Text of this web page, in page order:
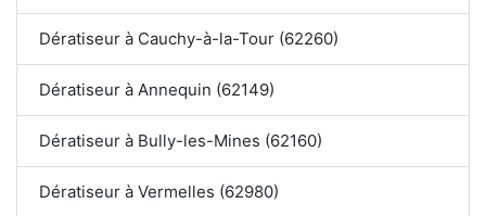
Dératiseur à Cauchy-à-la-Tour (62260)
Dératiseur à Annequin (62149)
Dératiseur à Bully-les-Mines (62160)
Dératiseur à Vermelles (62980)